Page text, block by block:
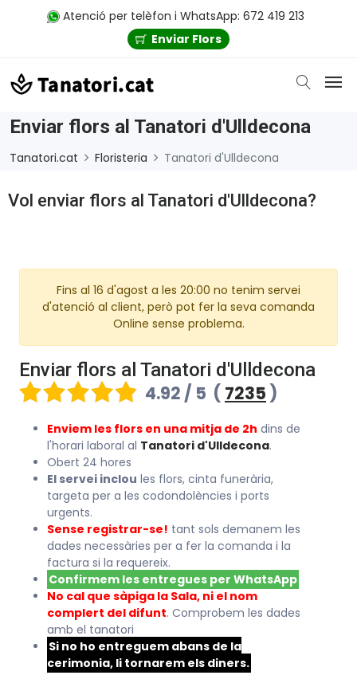
Atenció per telèfon i WhatsApp: 672 419 213
Enviar Flors
Enviar flors al Tanatori d'Ulldecona
Tanatori.cat Floristeria Tanatori d'Ulldecona
Vol enviar flors al Tanatori d'Ulldecona?
Fins al 16 d'agost a les 20:00 no tenim servei
d'atenció al client, però pot fer la seva comanda
Online sense problema.
Enviar flors al Tanatori d'Ulldecona
4.92 / 5 ( 7235 )
Enviem les flors en una mitja de 2h dins de
l'horari laboral al Tanatori d'Ulldecona.
Obert 24 hores
El servei inclou les flors, cinta funerària,
targeta per a les codondolències i ports
urgents.
Sense registrar-se! tant sols demanem les
dades necessàries per a fer la comanda i la
factura si la requereix.
Confirmem les entregues per WhatsApp
No cal que sàpiga la Sala, ni el nom
complert del difunt. Comprobem les dades
amb el tanatori
Si no ho entreguem abans de la
cerimonia, li tornarem els diners.